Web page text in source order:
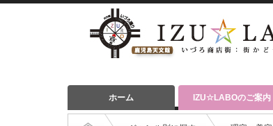
ホーム IZU☆LABOのご案内